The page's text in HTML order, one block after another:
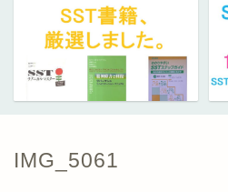
IMG_5061